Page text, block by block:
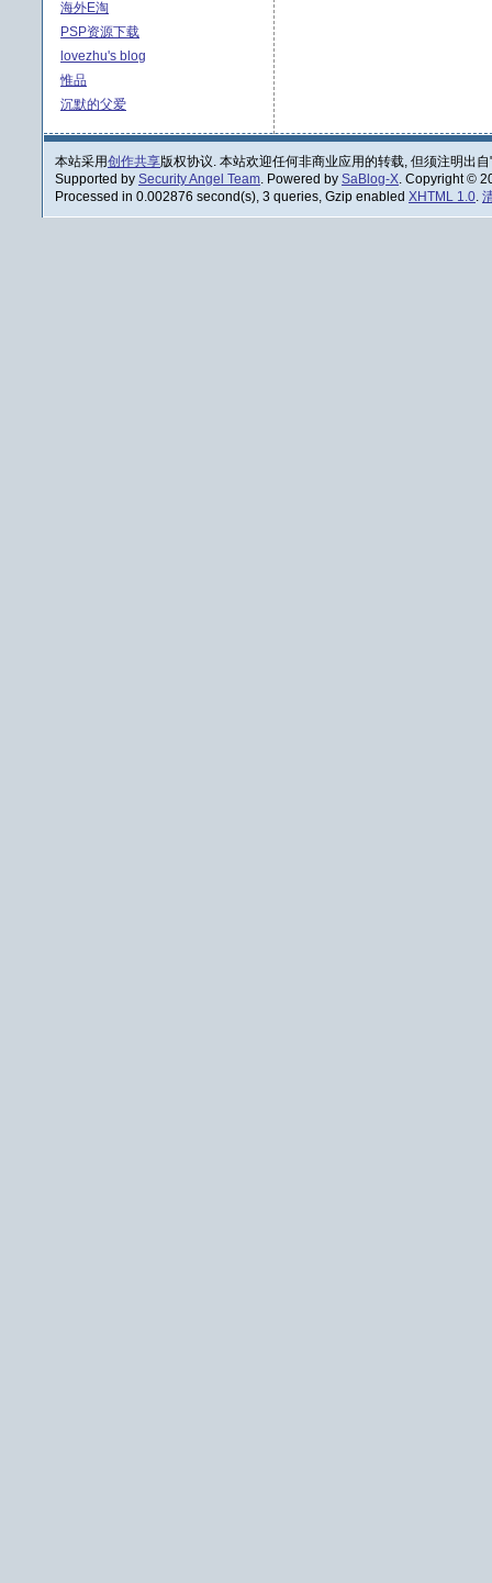
海外E淘
PSP资源下载
lovezhu's blog
惟品
沉默的父爱
本站采用创作共享版权协议. 本站欢迎任何非商业应用的转载, 但须注明出自
Supported by Security Angel Team. Powered by SaBlog-X. Copyright ©
Processed in 0.002876 second(s), 3 queries, Gzip enabled XHTML 1.0.